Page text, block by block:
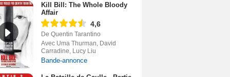
Kill Bill: The Whole Bloody
Affair
4,6
De Quentin Tarantino
Avec Uma Thurman, David
Carradine, Lucy Liu
Bande-annonce